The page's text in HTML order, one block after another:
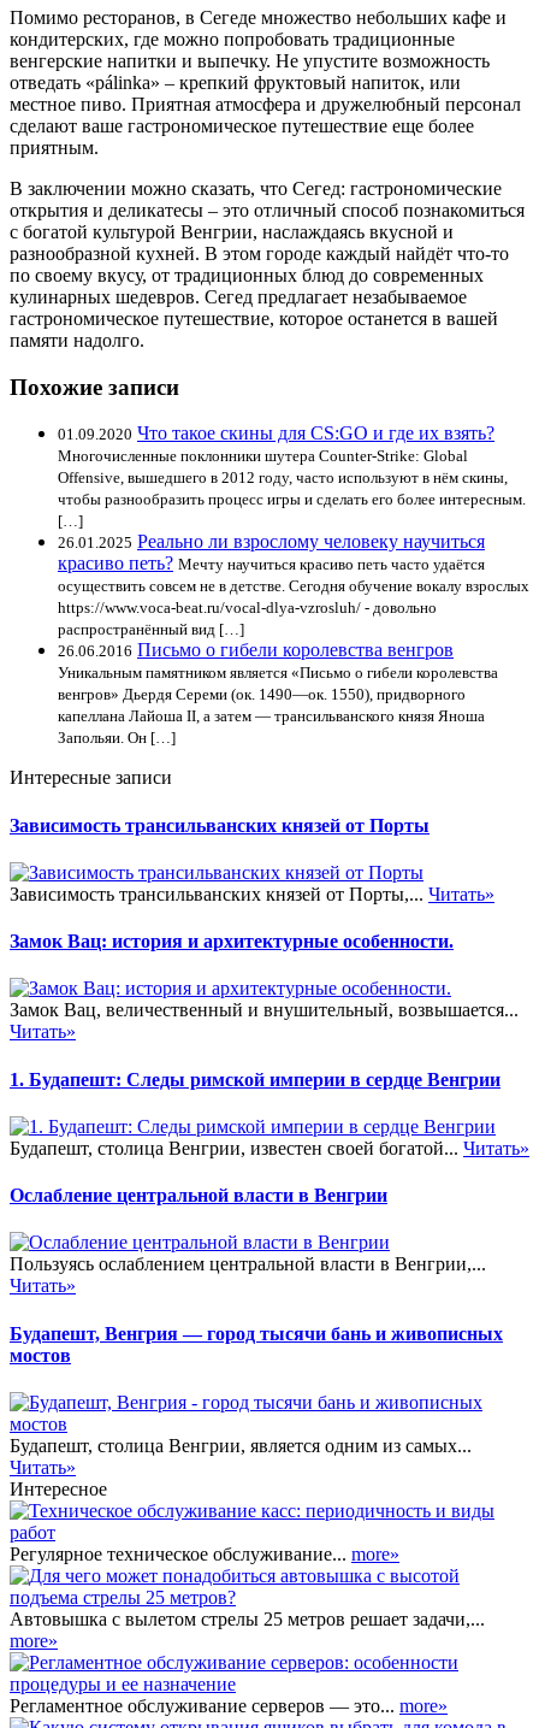
Помимо ресторанов, в Сегеде множество небольших кафе и
кондитерских, где можно попробовать традиционные
венгерские напитки и выпечку. Не упустите возможность
отведать «pálinka» – крепкий фруктовый напиток, или
местное пиво. Приятная атмосфера и дружелюбный персонал
сделают ваше гастрономическое путешествие еще более
приятным.
В заключении можно сказать, что Сегед: гастрономические
открытия и деликатесы – это отличный способ познакомиться
с богатой культурой Венгрии, наслаждаясь вкусной и
разнообразной кухней. В этом городе каждый найдёт что-то
по своему вкусу, от традиционных блюд до современных
кулинарных шедевров. Сегед предлагает незабываемое
гастрономическое путешествие, которое останется в вашей
памяти надолго.
Похожие записи
01.09.2020 Что такое скины для CS:GO и где их взять?
Многочисленные поклонники шутера Counter-Strike: Global
Offensive, вышедшего в 2012 году, часто используют в нём скины,
чтобы разнообразить процесс игры и сделать его более интересным.
[…]
26.01.2025 Реально ли взрослому человеку научиться
красиво петь? Мечту научиться красиво петь часто удаётся
осуществить совсем не в детстве. Сегодня обучение вокалу взрослых
https://www.voca-beat.ru/vocal-dlya-vzrosluh/ - довольно
распространённый вид […]
26.06.2016 Письмо о гибели королевства венгров
Уникальным памятником является «Письмо о гибели королевства
венгров» Дьердя Сереми (ок. 1490—ок. 1550), придворного
капеллана Лайоша II, а затем — трансильванского князя Яноша
Запольяи. Он […]
Интересные записи
Зависимость трансильванских князей от Порты
Зависимость трансильванских князей от Порты,... Читать»
Замок Вац: история и архитектурные особенности.
Замок Вац, величественный и внушительный, возвышается...
Читать»
1. Будапешт: Следы римской империи в сердце Венгрии
Будапешт, столица Венгрии, известен своей богатой... Читать»
Ослабление центральной власти в Венгрии
Пользуясь ослаблением центральной власти в Венгрии,...
Читать»
Будапешт, Венгрия — город тысячи бань и живописных
мостов
Будапешт, столица Венгрии, является одним из самых...
Читать»
Интересное
Регулярное техническое обслуживание... more»
Автовышка с вылетом стрелы 25 метров решает задачи,...
more»
Регламентное обслуживание серверов — это... more»